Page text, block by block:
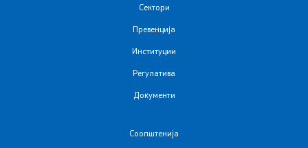
Сектори
Превенција
Институции
Регулатива
Документи
Соопштенија